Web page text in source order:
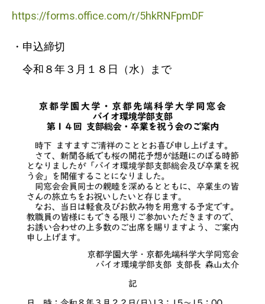
https://forms.office.com/r/5hkRNFpmDF
・申込締切
令和８年３月１８日（水）まで